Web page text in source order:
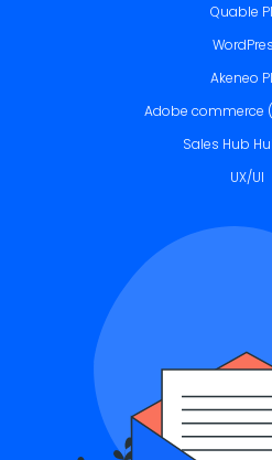
Quable
Akeneo
Adobe commerce
Sales Hub
UX/UI